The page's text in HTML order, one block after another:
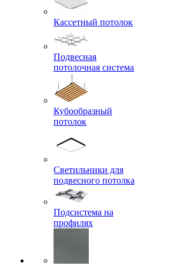
Кассетный потолок
Подвесная
потолочная система
Кубообразный
потолок
Светильники для
подвесного потолка
Подсистема на
профилях